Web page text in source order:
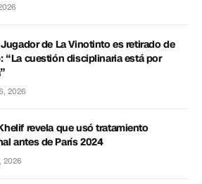
de La Vinotinto es retirado de
“La cuestión disciplinaria está por
2026
revela que usó tratamiento
antes de París 2024
2026